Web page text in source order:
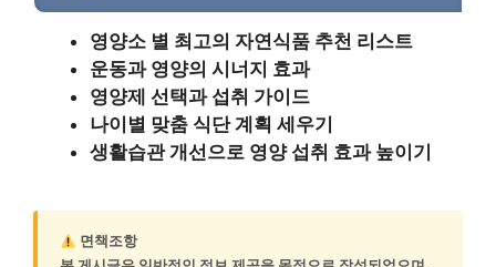
영양소 별 최고의 자연식품 추천 리스트
운동과 영양의 시너지 효과
영양제 선택과 섭취 가이드
나이별 맞춤 식단 계획 세우기
생활습관 개선으로 영양 섭취 효과 높이기
면책조항